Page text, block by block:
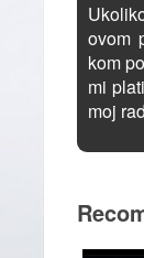
ovom
kom
mi
moj